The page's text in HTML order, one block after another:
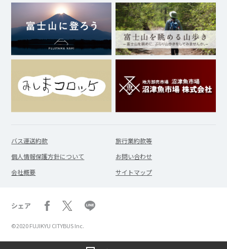
バス運送約款
旅行業約款等
個人情報保護方針について
お問い合わせ
会社概要
サイトマップ
シェア
©2020 FUJIKYU CITYBUS Inc.